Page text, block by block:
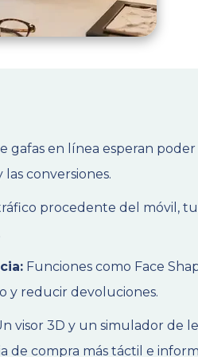
gafas en línea esperan
conversiones.
procedente del móvil,
Funciones como Face
y reducir devoluciones.
visor 3D y un simulador de
de compra más táctil e